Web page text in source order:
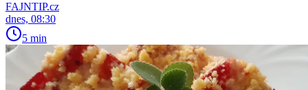
FAJNTIP.cz
dnes, 08:30
5 min